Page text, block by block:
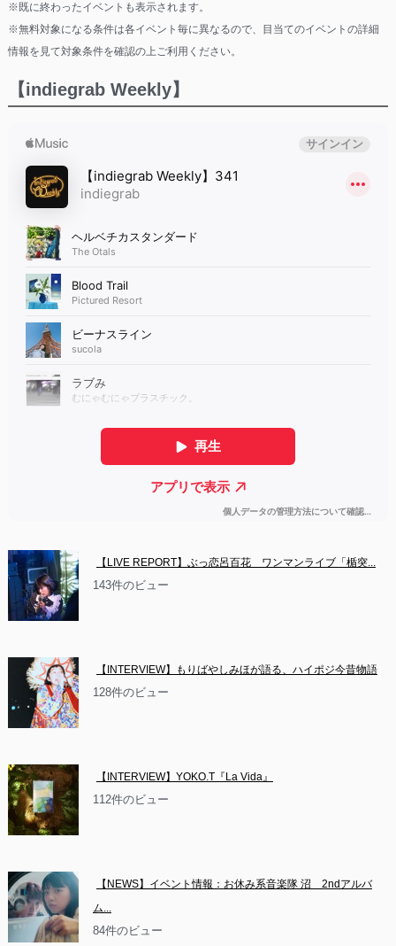
※既に終わったイベントも表示されます。
※無料対象になる条件は各イベント毎に異なるので、目当てのイベントの詳細
情報を見て対象条件を確認の上ご利用ください。
【indiegrab Weekly】
【LIVE REPORT】ぶっ恋呂百花　ワンマンライブ「楯突...
143件のビュー
【INTERVIEW】もりばやしみほが語る、ハイポジ今昔物語
128件のビュー
【INTERVIEW】YOKO.T『La Vida』
112件のビュー
【NEWS】イベント情報：お休み系音楽隊 沼　2ndアルバ
ム...
84件のビュー